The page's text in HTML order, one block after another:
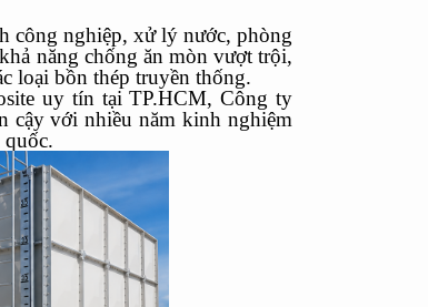
công nghiệp, xử lý nước, phòng
năng chống ăn mòn vượt trội,
loại bồn thép truyền thống.
uy tín tại TP.HCM, Công ty
cậy với nhiều năm kinh nghiệm